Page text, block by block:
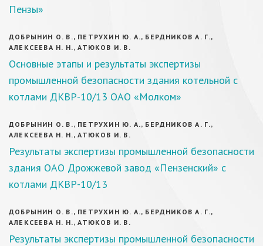
Пензы»
ДОБРЫНИН О. В., ПЕТРУХИН Ю. А., БЕРДНИКОВ А. Г.,
АЛЕКСЕЕВА Н. Н., АТЮКОВ И. В.
Основные этапы и результаты экспертизы
промышленной безопасности здания котельной с
котлами ДКВР-10/13 ОАО «Молком»
ДОБРЫНИН О. В., ПЕТРУХИН Ю. А., БЕРДНИКОВ А. Г.,
АЛЕКСЕЕВА Н. Н., АТЮКОВ И. В.
Результаты экспертизы промышленной безопасности
здания ОАО Дрожжевой завод «Пензенский» с
котлами ДКВР-10/13
ДОБРЫНИН О. В., ПЕТРУХИН Ю. А., БЕРДНИКОВ А. Г.,
АЛЕКСЕЕВА Н. Н., АТЮКОВ И. В.
Результаты экспертизы промышленной безопасности